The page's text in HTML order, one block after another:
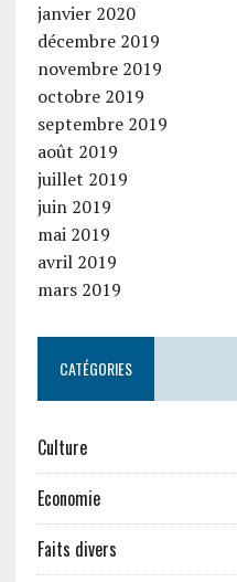
janvier 2020
décembre 2019
novembre 2019
octobre 2019
septembre 2019
août 2019
juillet 2019
juin 2019
mai 2019
avril 2019
mars 2019
CATÉGORIES
Culture
Economie
Faits divers